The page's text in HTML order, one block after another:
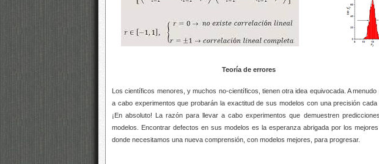
Teoría de errores
Los científicos menores, y muchos no-científicos, tienen otra idea equivocada. A
a cabo experimentos que probarán la exactitud de sus modelos con una precisión
¡En absoluto! La razón para llevar a cabo experimentos que demuestren
modelos. Encontrar defectos en sus modelos es la esperanza abrigada por los
donde necesitamos una nueva comprensión, con modelos mejores, para progresar.